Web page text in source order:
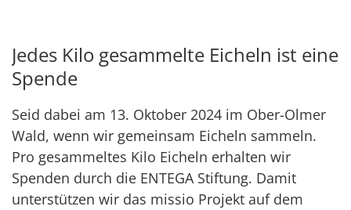
Jedes Kilo gesammelte Eicheln ist eine
Spende
Seid dabei am 13. Oktober 2024 im Ober-Olmer
Wald, wenn wir gemeinsam Eicheln sammeln.
Pro gesammeltes Kilo Eicheln erhalten wir
Spenden durch die ENTEGA Stiftung. Damit
unterstützen wir das missio Projekt auf dem